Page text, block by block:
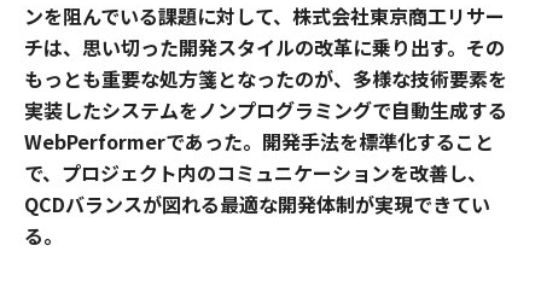
ンを阻んでいる課題に対して、株式会社東京商工リサー
チは、思い切った開発スタイルの改革に乗り出す。その
もっとも重要な処方箋となったのが、多様な技術要素を
実装したシステムをノンプログラミングで自動生成する
WebPerformerであった。開発手法を標準化すること
で、プロジェクト内のコミュニケーションを改善し、
QCDバランスが図れる最適な開発体制が実現できてい
る。